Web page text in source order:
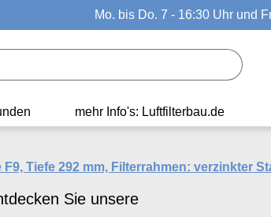
Mo. bis Do. 7 - 16:30 Uhr und
mehr Info's: Luftfilterbau.de
F9, Tiefe 292 mm, Filterrahmen: verzinkter
Sie unsere